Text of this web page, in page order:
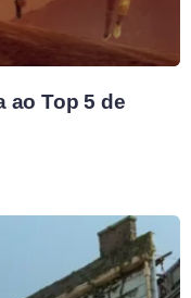
ao Top 5 de